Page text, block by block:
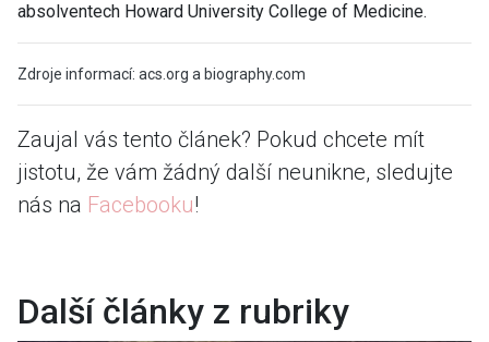
absolventech Howard University College of Medicine.
Zdroje informací: acs.org a biography.com
Zaujal vás tento článek? Pokud chcete mít
jistotu, že vám žádný další neunikne, sledujte
nás na Facebooku!
Další články z rubriky